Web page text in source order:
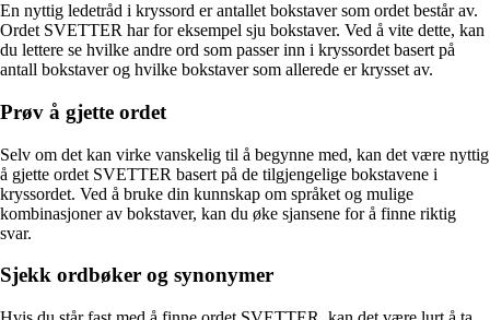
En nyttig ledetråd i kryssord er antallet bokstaver som ordet består av.
Ordet SVETTER har for eksempel sju bokstaver. Ved å vite dette, kan
du lettere se hvilke andre ord som passer inn i kryssordet basert på
antall bokstaver og hvilke bokstaver som allerede er krysset av.
Prøv å gjette ordet
Selv om det kan virke vanskelig til å begynne med, kan det være nyttig
å gjette ordet SVETTER basert på de tilgjengelige bokstavene i
kryssordet. Ved å bruke din kunnskap om språket og mulige
kombinasjoner av bokstaver, kan du øke sjansene for å finne riktig
svar.
Sjekk ordbøker og synonymer